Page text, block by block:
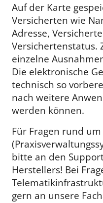
Auf der Karte
Versicherten wie
Adresse,
Versichertenstatus.
einzelne
Die elektronische
technisch so
nach weitere
werden können.
Für Fragen rund um
bitte an den
Herstellers! Bei
gern an unsere